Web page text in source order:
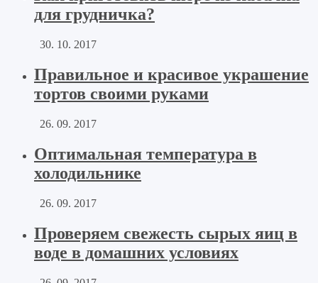
для грудничка?
30. 10. 2017
Правильное и красивое украшение
тортов своими руками
26. 09. 2017
Оптимальная температура в
холодильнике
26. 09. 2017
Проверяем свежесть сырых яиц в
воде в домашних условиях